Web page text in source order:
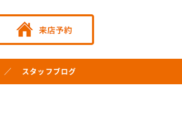
スタッフブログ